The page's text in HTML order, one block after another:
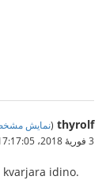
thyrolf
(نمایش
3 فوریهٔ 2018،‏ 17:17:05
kvarjara idino.